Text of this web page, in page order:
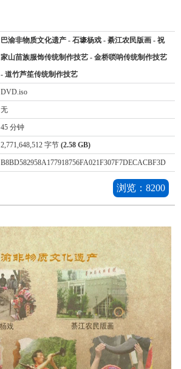
巴渝非物质文化遗产 - 石壕杨戏 - 綦江农民版画 - 祝
家山苗族服饰传统制作技艺 - 金桥唢呐传统制作技艺
- 道竹芦笙传统制作技艺
DVD.iso
无
45 分钟
2,771,648,512 字节 (2.58 GB)
B8BD582958A177918756FA021F307F7DECACBF3D
浏览： 8200